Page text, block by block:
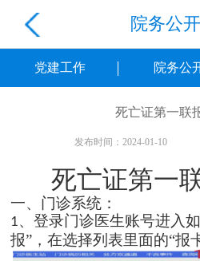
院务公开
党建工作 院务公
死亡证第一联
发布时间：2024-01-10
死亡证第一
一、门诊系统：
1、登录门诊医生账号进入
报”，在选择列表里面的“报